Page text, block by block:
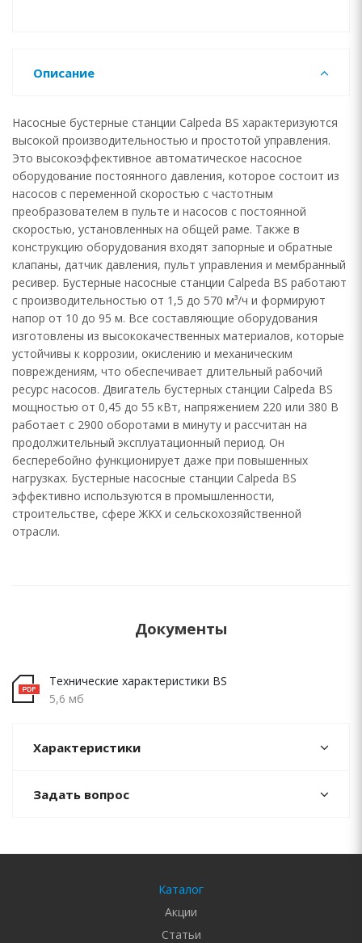
Описание
Насосные бустерные станции Calpeda BS характеризуются
высокой производительностью и простотой управления.
Это высокоэффективное автоматическое насосное
оборудование постоянного давления, которое состоит из
насосов с переменной скоростью с частотным
преобразователем в пульте и насосов с постоянной
скоростью, установленных на общей раме. Также в
конструкцию оборудования входят запорные и обратные
клапаны, датчик давления, пульт управления и мембранный
ресивер. Бустерные насосные станции Calpeda BS работают
с производительностью от 1,5 до 570 м³/ч и формируют
напор от 10 до 95 м. Все составляющие оборудования
изготовлены из высококачественных материалов, которые
устойчивы к коррозии, окислению и механическим
повреждениям, что обеспечивает длительный рабочий
ресурс насосов. Двигатель бустерных станции Calpeda BS
мощностью от 0,45 до 55 кВт, напряжением 220 или 380 В
работает с 2900 оборотами в минуту и рассчитан на
продолжительный эксплуатационный период. Он
бесперебойно функционирует даже при повышенных
нагрузках. Бустерные насосные станции Calpeda BS
эффективно используются в промышленности,
строительстве, сфере ЖКХ и сельскохозяйственной
отрасли.
Документы
Технические характеристики BS
5,6 мб
Характеристики
Задать вопрос
Каталог
Акции
Статьи